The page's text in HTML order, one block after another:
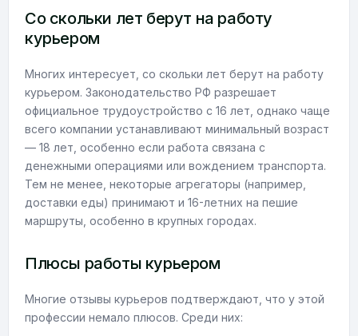
Со скольки лет берут на работу
курьером
Многих интересует, со скольки лет берут на работу
курьером. Законодательство РФ разрешает
официальное трудоустройство с 16 лет, однако чаще
всего компании устанавливают минимальный возраст
— 18 лет, особенно если работа связана с
денежными операциями или вождением транспорта.
Тем не менее, некоторые агрегаторы (например,
доставки еды) принимают и 16-летних на пешие
маршруты, особенно в крупных городах.
Плюсы работы курьером
Многие отзывы курьеров подтверждают, что у этой
профессии немало плюсов. Среди них: